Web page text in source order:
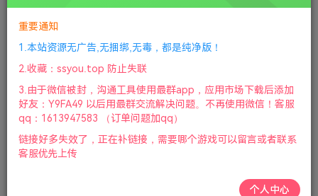
①下载安装教程 ②下载安装视频教程 ③ 游戏运行
版本：v1.0|容量1.5GB|官方简体中文|2023年05月18号更新
游戏介绍
江湖幸存者(Jianghu Survivor)是一款国风肉鸽武侠休闲动作
射击游戏，浴血奋战杀出重重怪物的包围，你可以单独战
斗，或者你可以叫两个3个朋友并肩战斗。分享江湖幸存者
下载，扮演不同的角色，体验许多武术动作，形成独特的构
重要通知
1.本站资源无广告,无捆绑,无毒，都是纯净版！
2.收藏：ssyou.top 防止失联
3.由于微信被封，沟通工具使用最群app，应用市场下载后添加
好友：Y9FA49 以后用最群交流解决问题。不再使用微信！客服
qq：1613947583 （订单问题加qq）
链接好多失效了，正在补链接，需要哪个游戏可以留言或者联系
客服优先上传
个人中心